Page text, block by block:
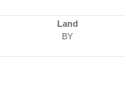
Land
BY